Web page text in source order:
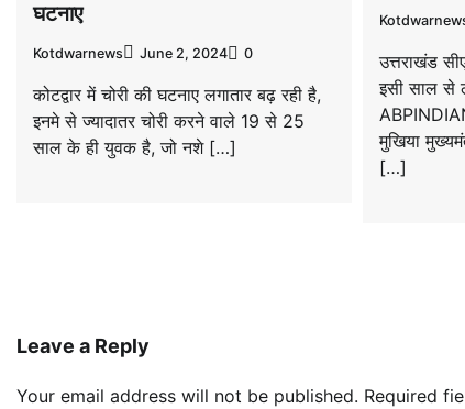
घटनाए
Kotdwarnews June 2, 2024 0
कोटद्वार में चोरी की घटनाए लगातार बढ़ रही है,
इनमे से ज्यादातर चोरी करने वाले 19 से 25
साल के ही युवक है, जो नशे […]
उत्तराखंड
इसी साल से
मुखिया
[…]
Leave a Reply
Your email address will not be published. Required